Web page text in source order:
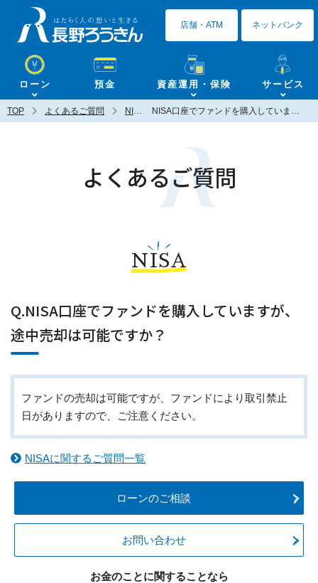
ローン 預金 資産運用・保険 サービス
店舗・ATM ネットバンク
TOP よくあるご質問 NISA NISA口座でファンドを購入していますが、途中売却は可能ですか？
よくあるご質問
NISA
Q.NISA口座でファンドを購入していますが、
途中売却は可能ですか？
ファンドの売却は可能ですが、ファンドにより取引禁止
日がありますので、ご注意ください。
NISAに関するご質問一覧
ローンのご相談
お問い合わせ
お金のことに関することなら